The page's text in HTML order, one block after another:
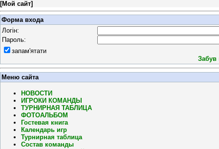
[Мой сайт]
Форма входа
Логін:
Пароль:
запам'ятати
Забув
Меню сайта
НОВОСТИ
ИГРОКИ КОМАНДЫ
ТУРНИРНАЯ ТАБЛИЦА
ФОТОАЛЬБОМ
Гостевая книга
Календарь игр
Турнирная таблица
Состав команды